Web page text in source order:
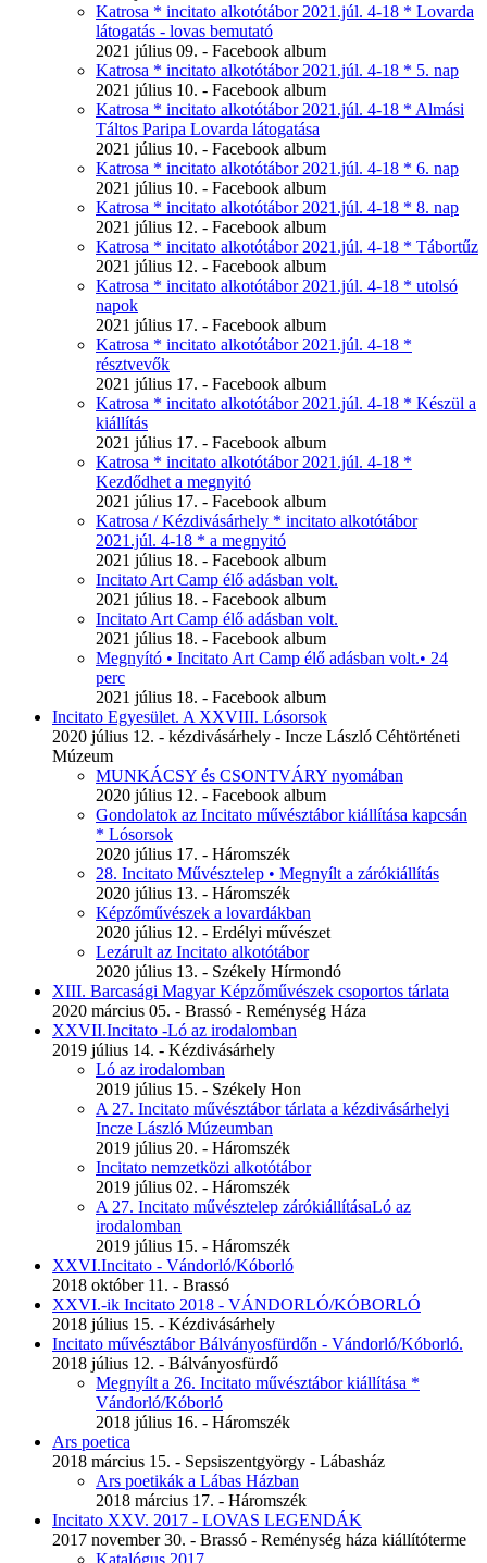
Katrosa * incitato alkotótábor 2021.júl. 4-18 * Lovarda
látogatás - lovas bemutató
2021 július 09. - Facebook album
Katrosa * incitato alkotótábor 2021.júl. 4-18 * 5. nap
2021 július 10. - Facebook album
Katrosa * incitato alkotótábor 2021.júl. 4-18 * Almási
Táltos Paripa Lovarda látogatása
2021 július 10. - Facebook album
Katrosa * incitato alkotótábor 2021.júl. 4-18 * 6. nap
2021 július 10. - Facebook album
Katrosa * incitato alkotótábor 2021.júl. 4-18 * 8. nap
2021 július 12. - Facebook album
Katrosa * incitato alkotótábor 2021.júl. 4-18 * Tábortűz
2021 július 12. - Facebook album
Katrosa * incitato alkotótábor 2021.júl. 4-18 * utolsó
napok
2021 július 17. - Facebook album
Katrosa * incitato alkotótábor 2021.júl. 4-18 *
résztvevők
2021 július 17. - Facebook album
Katrosa * incitato alkotótábor 2021.júl. 4-18 * Készül a
kiállítás
2021 július 17. - Facebook album
Katrosa * incitato alkotótábor 2021.júl. 4-18 *
Kezdődhet a megnyitó
2021 július 17. - Facebook album
Katrosa / Kézdivásárhely * incitato alkotótábor
2021.júl. 4-18 * a megnyitó
2021 július 18. - Facebook album
Incitato Art Camp élő adásban volt.
2021 július 18. - Facebook album
Incitato Art Camp élő adásban volt.
2021 július 18. - Facebook album
Megnyító • Incitato Art Camp élő adásban volt.• 24
perc
2021 július 18. - Facebook album
Incitato Egyesület. A XXVIII. Lósorsok
2020 július 12. - kézdivásárhely - Incze László Céhtörténeti
Múzeum
MUNKÁCSY és CSONTVÁRY nyomában
2020 július 12. - Facebook album
Gondolatok az Incitato művésztábor kiállítása kapcsán
* Lósorsok
2020 július 17. - Háromszék
28. Incitato Művésztelep • Megnyílt a zárókiállítás
2020 július 13. - Háromszék
Képzőművészek a lovardákban
2020 július 12. - Erdélyi művészet
Lezárult az Incitato alkotótábor
2020 július 13. - Székely Hírmondó
XIII. Barcasági Magyar Képzőművészek csoportos tárlata
2020 március 05. - Brassó - Reménység Háza
XXVII.Incitato -Ló az irodalomban
2019 július 14. - Kézdivásárhely
Ló az irodalomban
2019 július 15. - Székely Hon
A 27. Incitato művésztábor tárlata a kézdivásárhelyi
Incze László Múzeumban
2019 július 20. - Háromszék
Incitato nemzetközi alkotótábor
2019 július 02. - Háromszék
A 27. Incitato művésztelep zárókiállításaLó az
irodalomban
2019 július 15. - Háromszék
XXVI.Incitato - Vándorló/Kóborló
2018 október 11. - Brassó
XXVI.-ik Incitato 2018 - VÁNDORLÓ/KÓBORLÓ
2018 július 15. - Kézdivásárhely
Incitato művésztábor Bálványosfürdőn - Vándorló/Kóborló.
2018 július 12. - Bálványosfürdő
Megnyílt a 26. Incitato művésztábor kiállítása *
Vándorló/Kóborló
2018 július 16. - Háromszék
Ars poetica
2018 március 15. - Sepsiszentgyörgy - Lábasház
Ars poetikák a Lábas Házban
2018 március 17. - Háromszék
Incitato XXV. 2017 - LOVAS LEGENDÁK
2017 november 30. - Brassó - Reménység háza kiállítóterme
Katalógus 2017